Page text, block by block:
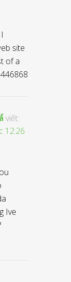
site
of a
viết:
12:26
Ive